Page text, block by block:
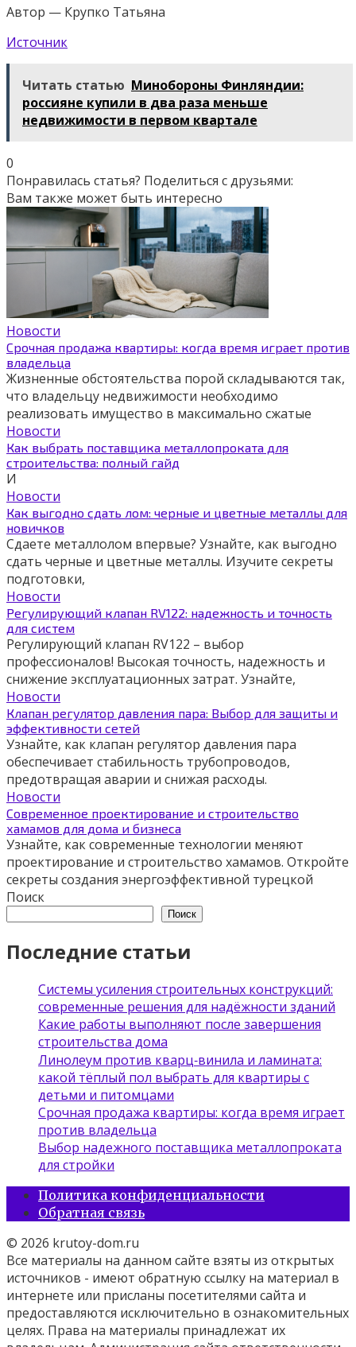
Автор — Крупко Татьяна
Источник
Читать статью Минобороны Финляндии:
россияне купили в два раза меньше
недвижимости в первом квартале
0
Понравилась статья? Поделиться с друзьями:
Вам также может быть интересно
Новости
Срочная продажа квартиры: когда время играет против
владельца
Жизненные обстоятельства порой складываются так,
что владельцу недвижимости необходимо
реализовать имущество в максимально сжатые
Новости
Как выбрать поставщика металлопроката для
строительства: полный гайд
И
Новости
Как выгодно сдать лом: черные и цветные металлы для
новичков
Сдаете металлолом впервые? Узнайте, как выгодно
сдать черные и цветные металлы. Изучите секреты
подготовки,
Новости
Регулирующий клапан RV122: надежность и точность
для систем
Регулирующий клапан RV122 – выбор
профессионалов! Высокая точность, надежность и
снижение эксплуатационных затрат. Узнайте,
Новости
Клапан регулятор давления пара: Выбор для защиты и
эффективности сетей
Узнайте, как клапан регулятор давления пара
обеспечивает стабильность трубопроводов,
предотвращая аварии и снижая расходы.
Новости
Современное проектирование и строительство
хамамов для дома и бизнеса
Узнайте, как современные технологии меняют
проектирование и строительство хамамов. Откройте
секреты создания энергоэффективной турецкой
Поиск
Поиск
Последние статьи
Системы усиления строительных конструкций:
современные решения для надёжности зданий
Какие работы выполняют после завершения
строительства дома
Линолеум против кварц‑винила и ламината:
какой тёплый пол выбрать для квартиры с
детьми и питомцами
Срочная продажа квартиры: когда время играет
против владельца
Выбор надежного поставщика металлопроката
для стройки
Политика конфиденциальности
Обратная связь
© 2026 krutoy-dom.ru
Все материалы на данном сайте взяты из открытых
источников - имеют обратную ссылку на материал в
интернете или присланы посетителями сайта и
предоставляются исключительно в ознакомительных
целях. Права на материалы принадлежат их